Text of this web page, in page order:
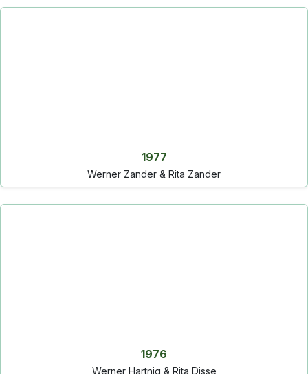
1977
Werner Zander & Rita Zander
1976
Werner Hartnig & Rita Disse